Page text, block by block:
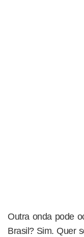
Outra onda pode
Brasil? Sim. Quer